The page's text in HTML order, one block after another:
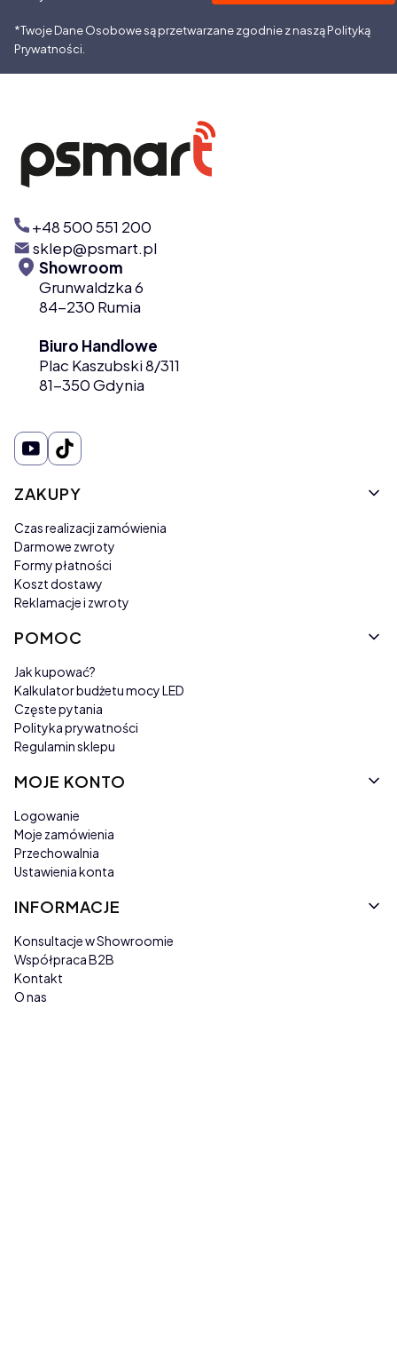
*Twoje Dane Osobowe są przetwarzane zgodnie z naszą Polityką
Prywatności.
+48 500 551 200
sklep@psmart.pl
Showroom
Grunwaldzka 6
84-230 Rumia
Biuro Handlowe
Plac Kaszubski 8/311
81-350 Gdynia
Linki w stopce
ZAKUPY
Czas realizacji zamówienia
Darmowe zwroty
Formy płatności
Koszt dostawy
Reklamacje i zwroty
POMOC
Jak kupować?
Kalkulator budżetu mocy LED
Częste pytania
Polityka prywatności
Regulamin sklepu
MOJE KONTO
Logowanie
Moje zamówienia
Przechowalnia
Ustawienia konta
INFORMACJE
Konsultacje w Showroomie
Współpraca B2B
Kontakt
O nas